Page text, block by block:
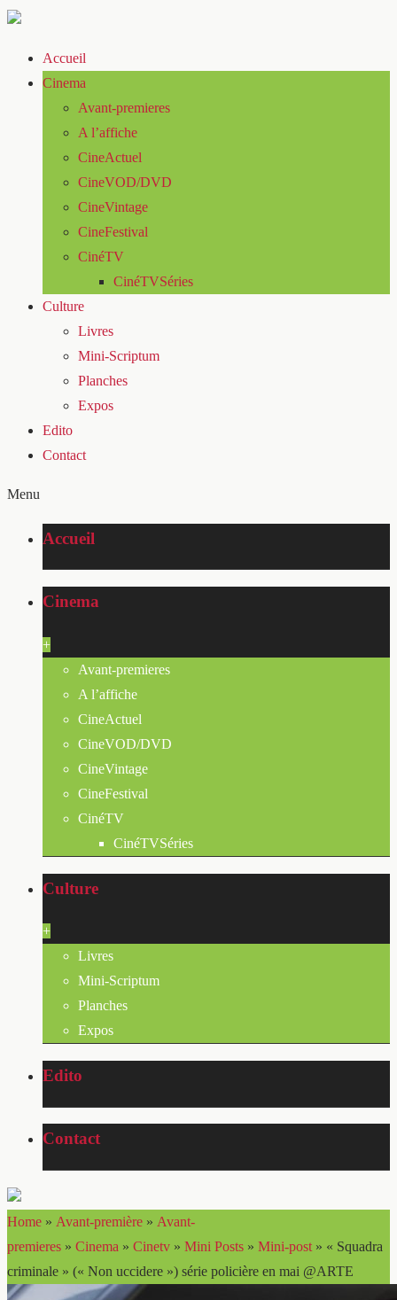
Accueil
Cinema
Avant-premieres
A l’affiche
CineActuel
CineVOD/DVD
CineVintage
CineFestival
CinéTV
CinéTVSéries
Culture
Livres
Mini-Scriptum
Planches
Expos
Edito
Contact
Menu
Accueil
Cinema
+
Avant-premieres
A l’affiche
CineActuel
CineVOD/DVD
CineVintage
CineFestival
CinéTV
CinéTVSéries
Culture
+
Livres
Mini-Scriptum
Planches
Expos
Edito
Contact
Home » Avant-première » Avant-
premieres » Cinema » Cinetv » Mini Posts » Mini-post » « Squadra
criminale » (« Non uccidere ») série policière en mai @ARTE